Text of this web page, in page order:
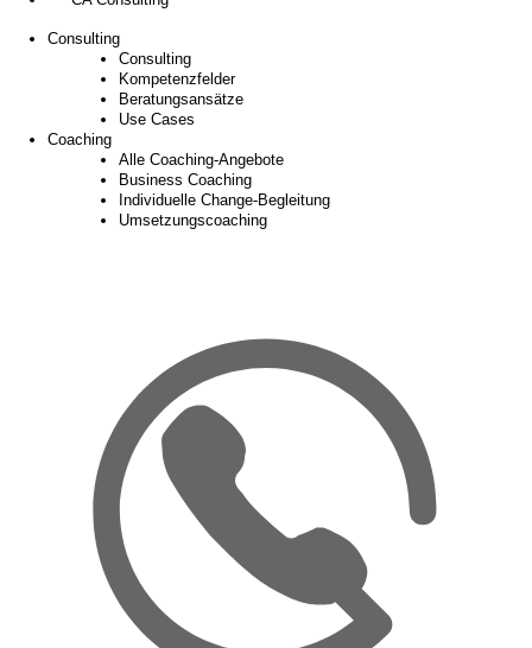
Consulting
Consulting
Kompetenzfelder
Beratungsansätze
Use Cases
Coaching
Alle Coaching-Angebote
Business Coaching
Individuelle Change-Begleitung
Umsetzungscoaching